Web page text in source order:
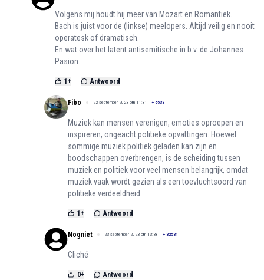
Volgens mij houdt hij meer van Mozart en Romantiek.
Bach is juist voor de (linkse) meelopers. Altijd veilig en nooit
operatesk of dramatisch.
En wat over het latent antisemitische in b.v. de Johannes
Pasion.
1 + Antwoord
Fibo 22 september 2023 om 11:31 + 6533
Muziek kan mensen verenigen, emoties oproepen en
inspireren, ongeacht politieke opvattingen. Hoewel
sommige muziek politiek geladen kan zijn en
boodschappen overbrengen, is de scheiding tussen
muziek en politiek voor veel mensen belangrijk, omdat
muziek vaak wordt gezien als een toevluchtsoord van
politieke verdeeldheid.
1 + Antwoord
Nogniet 23 september 2023 om 13:38 + 32531
Cliché
0+ Antwoord